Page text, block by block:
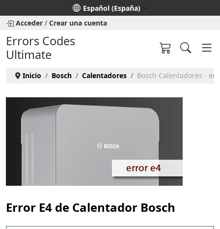
Seleccione su idioma
Español (España)
Acceder / Crear una cuenta
Errors Codes
Ultimate
Inicio Bosch Calentadores Bosch Calentadores -
Error E4 de Calentador Bosch